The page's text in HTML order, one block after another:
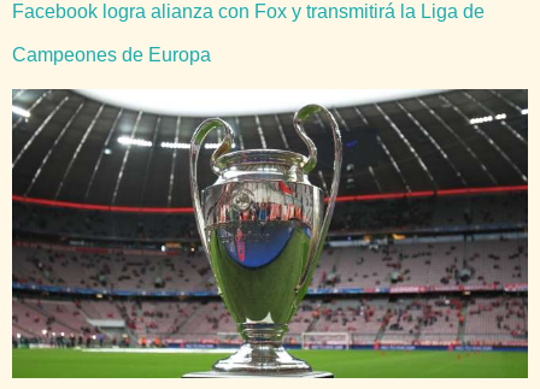
Facebook logra alianza con Fox y transmitirá la Liga de
Campeones de Europa